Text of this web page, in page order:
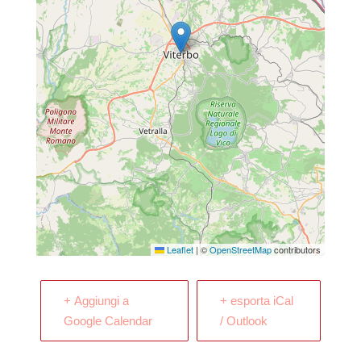
Leaflet | ©OpenStreetMapcontributors
+ Aggiungi a
Google Calendar
+ esporta iCal
/ Outlook